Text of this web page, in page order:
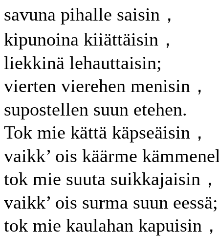
savuna pihalle saisin，
kipunoina kiiättäisin，
liekkinä lehauttaisin;
vierten vierehen menisin，
supostellen suun etehen.
Tok mie kättä käpseäisin，
vaikk’ ois käärme
tok mie suuta suikkajaisin，
vaikk’ ois surma suun eessä;
tok mie kaulahan kapuisin